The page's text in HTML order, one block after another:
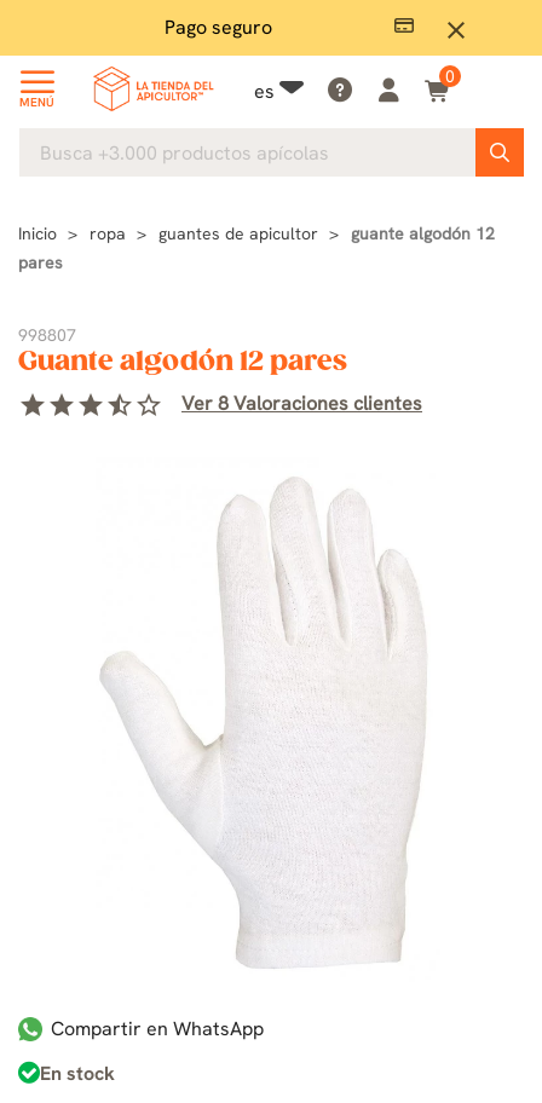
close
Pago seguro
MENÚ es
0
Inicio ropa guantes de apicultor
guante algodón 12
pares
998807
Guante algodón 12 pares
starstarstarstar_halfstar_border Ver 8 Valoraciones clientes
Compartir en WhatsApp
En stock